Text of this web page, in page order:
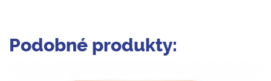
Podobné produkty: